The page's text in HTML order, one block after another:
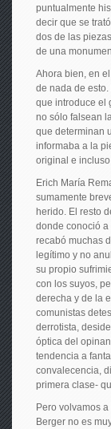
puntualmente
decir que se
dos de las
de una
Ahora bien, en
de nada de
que introduce el
no sólo falsean
que determinan
informaba a la
original e
Erich María
sumamente
herido. El resto
donde conoció a
recabó muchas
legítimo y no
su propio
con los suyos,
derecha y de la
comunistas
derrotista,
óptica del
tendencia a
convalecencia,
primera clase-
Pero volvamos
Berger no es